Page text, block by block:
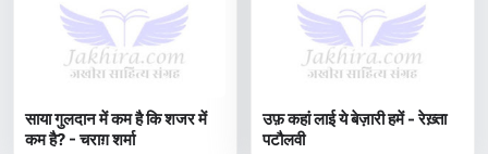
साया गुलदान में कम है कि शजर में
कम है? - चराग़ शर्मा
उफ़ कहां लाई ये बेज़ारी हमें - रेख़्ता
पटौलवी